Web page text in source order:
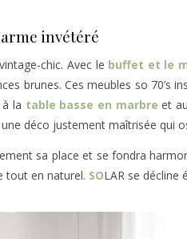
invétéré
chic. Avec le buffet et le
brunes. Ces meubles so 70’s
la table basse en marbre et au
déco justement maîtrisée qui
sa place et se fondra
tout en naturel. SOLAR se décline